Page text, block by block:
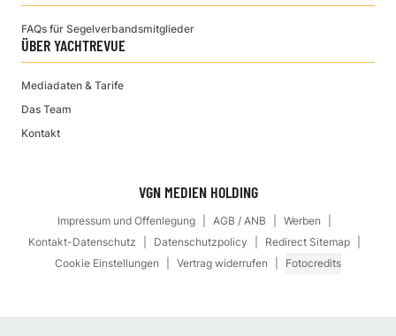
FAQs für Segelverbandsmitglieder
ÜBER YACHTREVUE
Mediadaten & Tarife
Das Team
Kontakt
VGN MEDIEN HOLDING
Impressum und Offenlegung AGB / ANB
Werben
Kontakt-Datenschutz
Datenschutzpolicy
Redirect Sitemap
Cookie Einstellungen
Vertrag widerrufen Fotocredits